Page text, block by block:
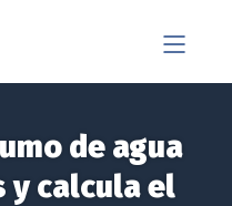
de agua
y calcula el